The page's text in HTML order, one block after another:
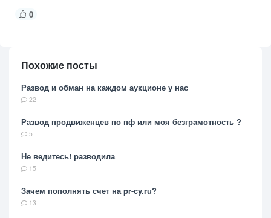
0
Похожие посты
Развод и обман на каждом аукционе у нас
22
Развод продвиженцев по пф или моя безграмотность ?
5
Не ведитесь! разводила
15
Зачем пополнять счет на pr-cy.ru?
13